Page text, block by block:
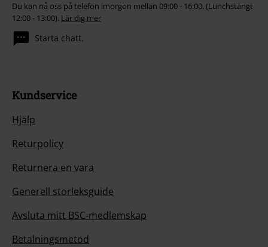
Du kan nå oss på telefon imorgon mellan 09:00 - 16:00. (Lunchstängt
12:00 - 13:00). Lär dig mer
Starta chatt.
Kundservice
Hjälp
Returpolicy
Returnera en vara
Generell storleksguide
Avsluta mitt BSC-medlemskap
Betalningsmetod